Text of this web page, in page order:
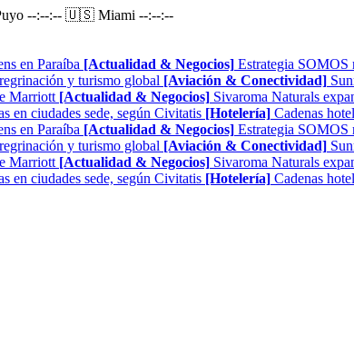
--:--:-- 🇺🇸 Miami --:--:--
en Paraíba [Actualidad & Negocios] Estrategia SOMOS
y turismo global [Aviación & Conectividad]
Marriott [Actualidad & Negocios] Sivaroma Naturals
en ciudades sede, según Civitatis [Hotelería] Cadenas
en Paraíba [Actualidad & Negocios] Estrategia SOMOS
y turismo global [Aviación & Conectividad]
Marriott [Actualidad & Negocios] Sivaroma Naturals
en ciudades sede, según Civitatis [Hotelería] Cadenas